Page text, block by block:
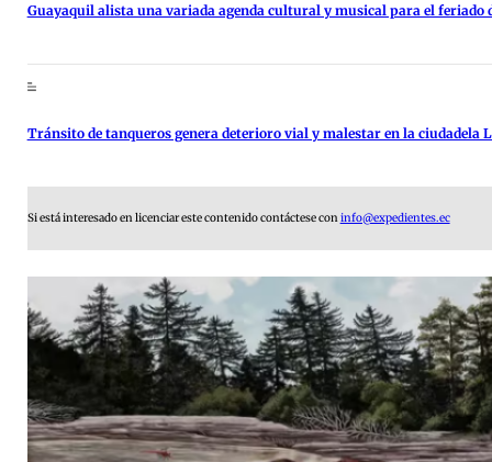
Guayaquil alista una variada agenda cultural y musical para el feriado
Tránsito de tanqueros genera deterioro vial y malestar en la ciudadela
Si está interesado en licenciar este contenido contáctese coninfo@expedientes.ec